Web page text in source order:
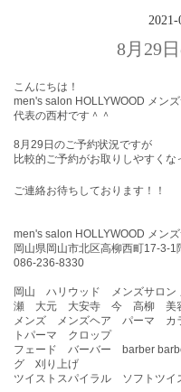
2021-
8月29
こんにちは！
men's salon HOLLYWOOD メ
代表の西村です＾＾
8月29 日のご予約状況ですが
比較的ご予約がお取りしやすくな
ご連絡お待ちしております！！
men's salon HOLLYWOOD メン
岡山県岡山市北区高柳西町17-3-1
086-236-8330
岡山 ハリウッド メンズサロン
瀬 大元 大安寺 今 高柳 美
メンズ メンズヘア パーマ カ
トパーマ クロップ
フェード バーバー barber
グ 刈り上げ
ツイストスパイラル ソフトツイ